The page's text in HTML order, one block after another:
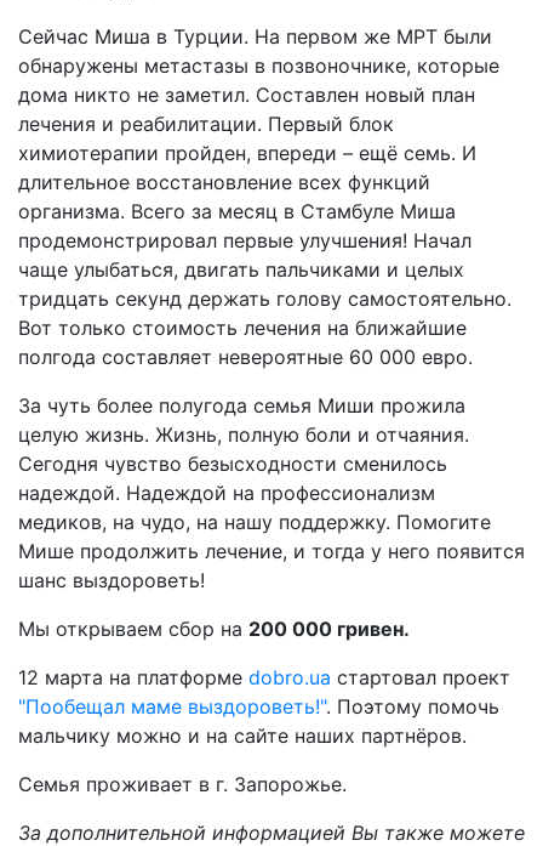
Сейчас Миша в Турции. На первом же МРТ были
обнаружены метастазы в позвоночнике, которые
дома никто не заметил. Составлен новый план
лечения и реабилитации. Первый блок
химиотерапии пройден, впереди – ещё семь. И
длительное восстановление всех функций
организма. Всего за месяц в Стамбуле Миша
продемонстрировал первые улучшения! Начал
чаще улыбаться, двигать пальчиками и целых
тридцать секунд держать голову самостоятельно.
Вот только стоимость лечения на ближайшие
полгода составляет невероятные 60 000 евро.
За чуть более полугода семья Миши прожила
целую жизнь. Жизнь, полную боли и отчаяния.
Сегодня чувство безысходности сменилось
надеждой. Надеждой на профессионализм
медиков, на чудо, на нашу поддержку. Помогите
Мише продолжить лечение, и тогда у него появится
шанс выздороветь!
Мы открываем сбор на 200 000 гривен.
12 марта на платформе dobro.ua стартовал проект
"Пообещал маме выздороветь!". Поэтому помочь
мальчику можно и на сайте наших партнёров.
Семья проживает в г. Запорожье.
За дополнительной информацией Вы также можете